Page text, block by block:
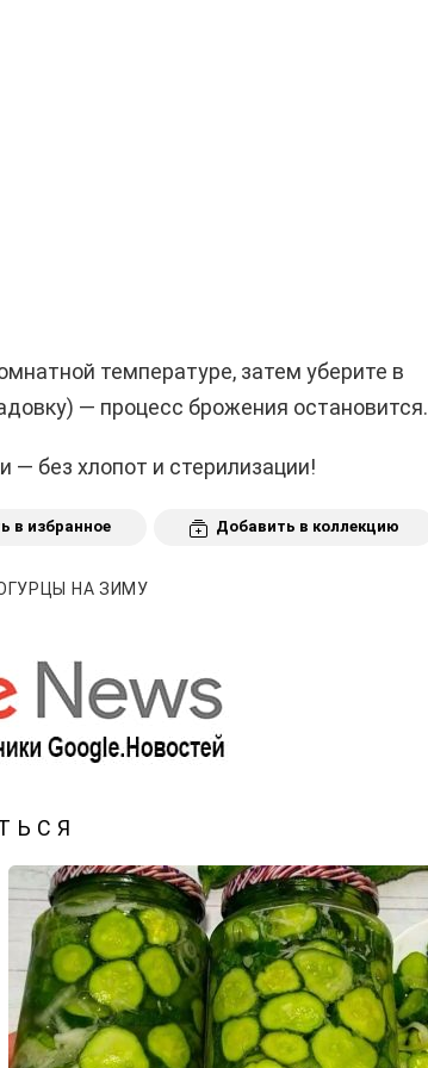
температуре, затем уберите в
— процесс брожения остановится.
— без хлопот и стерилизации!
в избранное Добавить в коллекцию
НА ЗИМУ